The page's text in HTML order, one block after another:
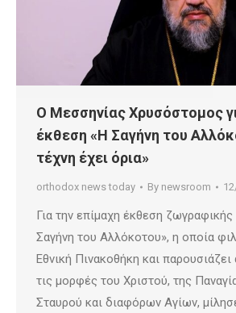
Ο Μεσσηνίας Χρυσόστομος
έκθεση «Η Σαγήνη του
τέχνη έχει όρια»
orthodox news today By newsroom
Για την επίμαχη έκθεση ζωγραφικής
Σαγήνη του Αλλόκοτου», η οποία
Εθνική Πινακοθήκη και
τις μορφές του Χριστού, της
Σταυρού και διαφόρων Αγίων,